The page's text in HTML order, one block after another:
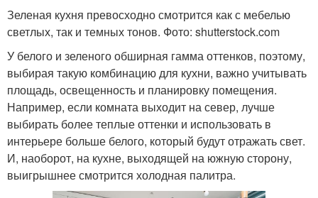
Зеленая кухня превосходно смотрится как с мебелью
светлых, так и темных тонов. Фото: shutterstock.com
У белого и зеленого обширная гамма оттенков, поэтому,
выбирая такую комбинацию для кухни, важно учитывать
площадь, освещенность и планировку помещения.
Например, если комната выходит на север, лучше
выбирать более теплые оттенки и использовать в
интерьере больше белого, который будут отражать свет.
И, наоборот, на кухне, выходящей на южную сторону,
выигрышнее смотрится холодная палитра.